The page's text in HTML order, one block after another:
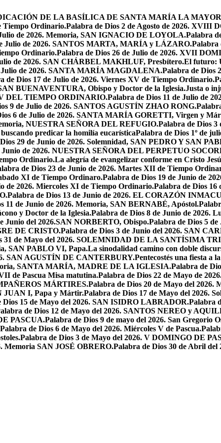
DE LA BASÍLICA DE SANTA MARÍA LA
Tiempo Ordinario.Palabra de Dios 2 de Agosto de 2026.
de 2026. Memoria, SAN IGNACIO DE LOYOLA.Palabra
Julio de 2026. SANTOS MARTA, MARÍA y LÁZARO.Palabra
Ordinario.Palabra de Dios 26 de Julio de 2026. XVII
de 2026. SAN CHÁRBEL MAKHLUF, Presbítero.El futuro:
Julio de 2026. SANTA MARÍA MAGDALENA.Palabra de Dios
de Dios 17 de Julio de 2026. Viernes XV de Tiempo Ordinario.
BUENAVENTURA, Obispo y Doctor de la Iglesia.Justa o
DEL TIEMPO ORDINARIO.Palabra de Dios 11 de Julio de
9 de Julio de 2026. SANTOS AGUSTÍN ZHAO RONG.
6 de Julio de 2026. SANTA MARÍA GORETTI, Virgen y
NUESTRA SEÑORA DEL REFUGIO.Palabra de Dios 3
predicar la homilía eucarísticaPalabra de Dios 1º de
29 de Junio de 2026. Solemnidad, SAN PEDRO Y SAN
Junio de 2026. NUESTRA SEÑORA DEL PERPETUO
Ordinario.La alegría de evangelizar conforme en Cristo
de Dios 23 de Junio de 2026. Martes XII de Tiempo
XI de Tiempo Ordinaro.Palabra de Dios 19 de Junio de
de 2026. Miercoles XI de Tiempo Ordinario.Palabra de Dios 16
Palabra de Dios 13 de Junio de 2026. EL CORAZÓN
11 de Junio de 2026. Memoria, SAN BERNABÉ, Apóstol.
y Doctor de la Iglesia.Palabra de Dios 8 de Junio de 2026.
Junio del 2026.SAN NORBERTO, Obispo.Palabra de Dios 5
DE CRISTO.Palabra de Dios 3 de Junio del 2026. SAN
31 de Mayo del 2026. SOLEMNIDAD DE LA SANTÍSIMA
SAN PABLO VI, Papa.La sinodalidad camino con doble
SAN AGUSTÍN DE CANTERBURY.Pentecostés una fiesta a
SANTA MARÍA, MADRE DE LA IGLESIA.Palabra de
de Pascua Misa matutina.Palabra de Dios 22 de Mayo de
MÁRTIRES.Palabra de Dios 20 de Mayo del 2026.
JUAN I, Papa y Mártir.Palabra de Dios 17 de Mayo del 2026.
Dios 15 de Mayo del 2026. SAN ISIDRO LABRADOR.Palabra
de Dios 12 de Mayo del 2026. SANTOS NEREO y
PASCUA.Palabra de Dios 9 de mayo del 2026. San Gregorio
Palabra de Dios 6 de Mayo del 2026. Miércoles V de Pascua.
Palabra de Dios 3 de Mayo del 2026. V DOMINGO DE
Memoria SAN JOSÉ OBRERO.Palabra de Dios 30 de Abril del